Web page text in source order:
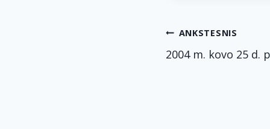
ANKSTESNIS
2004 m. kovo 25 d.